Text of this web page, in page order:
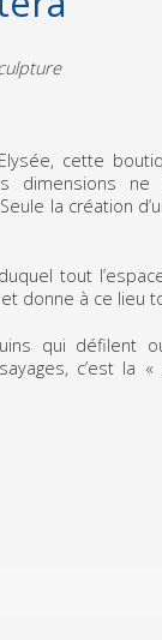
cette
dimensions
la création
tout
donne à ce lieu
qui défilent
c’est la